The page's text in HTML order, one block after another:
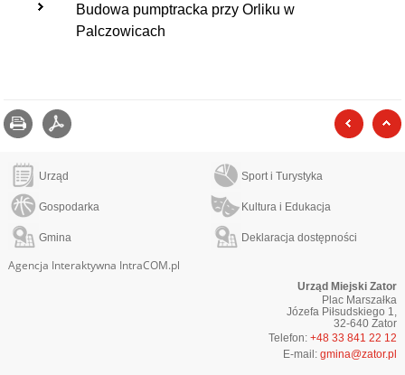
Budowa pumptracka przy Orliku w
Palczowicach
Drukuj
Urząd Sport i Turystyka
Gospodarka Kultura i Edukacja
Gmina Deklaracja dostępności
Agencja Interaktywna IntraCOM.pl
Urząd Miejski Zator
Plac Marszałka
Józefa Piłsudskiego 1,
32-640 Zator
Telefon:+48 33 841 22 12
E-mail:gmina@zator.pl